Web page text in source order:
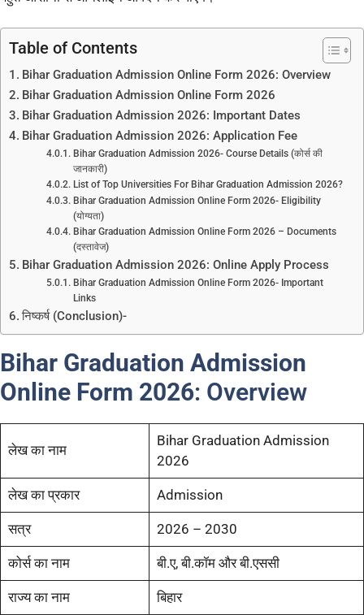
Table of Contents
Bihar Graduation Admission Online Form 2026: Overview
Bihar Graduation Admission Online Form 2026
Bihar Graduation Admission 2026: Important Dates
Bihar Graduation Admission 2026: Application Fee
Bihar Graduation Admission 2026- Course Details (कोर्स की
जानकारी)
List of Top Universities For Bihar Graduation Admission 2026?
Bihar Graduation Admission Online Form 2026- Eligibility
(योग्यता)
Bihar Graduation Admission Online Form 2026 – Documents
(दस्तावेज)
Bihar Graduation Admission 2026: Online Apply Process
Bihar Graduation Admission Online Form 2026- Important
Links
निष्कर्ष (Conclusion)-
Bihar Graduation Admission
Online Form 2026: Overview
लेख का नाम
Bihar Graduation Admission
2026
लेख का प्रकार Admission
सत्र 2026 – 2030
कोर्स का नाम बी.ए, बी.कॉम और बी.एससी
राज्य का नाम बिहार